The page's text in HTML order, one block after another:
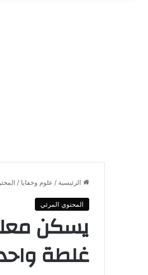
الرئيسية / علوم وخفايا /
المحتوي المرئي
يسكن
غلطة